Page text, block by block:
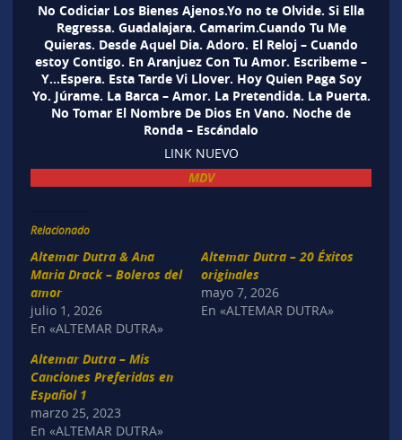
No Codiciar Los Bienes Ajenos.Yo no te Olvide. Si Ella
Regressa. Guadalajara. Camarim.Cuando Tu Me
Quieras. Desde Aquel Dia. Adoro. El Reloj – Cuando
estoy Contigo. En Aranjuez Con Tu Amor. Escribeme –
Y…Espera. Esta Tarde Vi Llover. Hoy Quien Paga Soy
Yo. Júrame. La Barca – Amor. La Pretendida. La Puerta.
No Tomar El Nombre De Dios En Vano. Noche de
Ronda – Escándalo
LINK NUEVO
MDV
Relacionado
Altemar Dutra & Ana
Maria Drack – Boleros del
amor
julio 1, 2026
En «ALTEMAR DUTRA»
Altemar Dutra – 20 Éxitos
originales
mayo 7, 2026
En «ALTEMAR DUTRA»
Altemar Dutra – Mis
Canciones Preferidas en
Español 1
marzo 25, 2023
En «ALTEMAR DUTRA»